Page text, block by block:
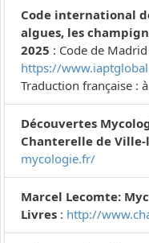
Code international
algues, les
2025 : Code de
https://
Traduction française :
Découvertes
Chanterelle de Ville-
mycologie.fr/
Marcel Lecomte:
Livres : http://